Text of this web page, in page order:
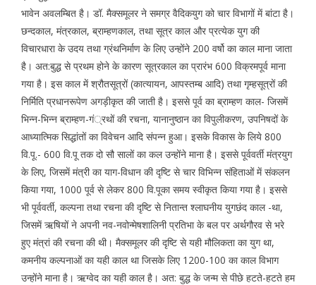
भावेन अवलम्बित है। डॉ. मैक्समूलर ने समग्र वैदिकयुग को चार विभागों में बांटा है।
छन्दकाल, मंत्रकाल, ब्राम्हणकाल, तथा सूत्र काल और प्रत्येक युग की
विचारधारा के उदय तथा ग्रंथनिर्माण के लिए उन्होंने 200 वर्षो का काल माना जाता
है। अत:बुद्ध से प्रथम होने के कारण सूत्रकाल का प्रारंभ 600 विक्रमपूर्व माना
गया है। इस काल में श्रौतसूत्रों (कात्यायन, आपस्तम्ब आदि) तथा गृम्हसूत्रों की
निर्मिति प्रधानरूपेण अगड़ीकृत की जाती है। इससे पूर्व का ब्राम्हण काल- जिसमें
भिन्न-भिन्न ब्राम्हण-गं्रथों की रचना, यानानुष्ठान का विपुलीकरण, उपनिषदों के
आध्यात्मिक सिद्धांतों का विवेचन आदि संपन्न हुआ। इसके विकास के लिये 800
वि.पू.- 600 वि.पू तक दो सौ सालों का कल उन्होंने माना है। इससे पूर्ववर्ती मंत्रयुग
के लिए, जिसमें मंत्री का याग-विधान की दृष्टि से चार विभिन्न संहिताओं में संकलन
किया गया, 1000 पूर्व से लेकर 800 वि.पूका समय स्वीकृत किया गया है। इससे
भी पूर्ववर्ती, कल्पना तथा रचना की दृष्टि से नितान्त श्लाघनीय युगछंद काल -था,
जिसमें ऋषियों ने अपनी नव-नवोन्मेषशालिनी प्रतिभा के बल पर अर्थगौरव से भरे
हुए मंत्रां की रचना की थी। मैक्समूलर की दृष्टि से यही मौलिकता का युग था,
कमनीय कल्पनाओं का यही काल था जिसके लिए 1200-100 का काल विभाग
उन्होंने माना है। ऋग्वेद का यही काल है। अत: बुद्ध के जन्म से पीछे हटते-हटते हम